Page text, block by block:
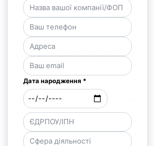
Загальний обсяг фінансування
українських стартапів у 2024 році
склав 13.9 мільйонів доларів США
Україні налічується 4 єдинороги
(стартапи з оцінкою понад 1 мільярд
доларів США) та зафіксовано 1
великий вихід (exit) з 2015 року.
Рушійні сили та державна підтримка
Звіт відзначає, що українська
технологічна екосистема зростає та
масштабується вражаючими